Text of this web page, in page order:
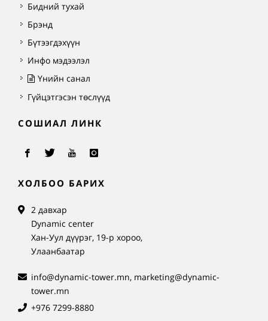
Бидний тухай
Брэнд
Бүтээгдэхүүн
Инфо мэдээлэл
Үнийн санал
Гүйцэтгэсэн төслүүд
СОШИАЛ ЛИНК
ХОЛБОО БАРИХ
2 давхар
Dynamic center
Хан-Уул дүүрэг, 19-р хороо,
Улаанбаатар
info@dynamic-tower.mn, marketing@dynamic-
tower.mn
+976 7299-8880